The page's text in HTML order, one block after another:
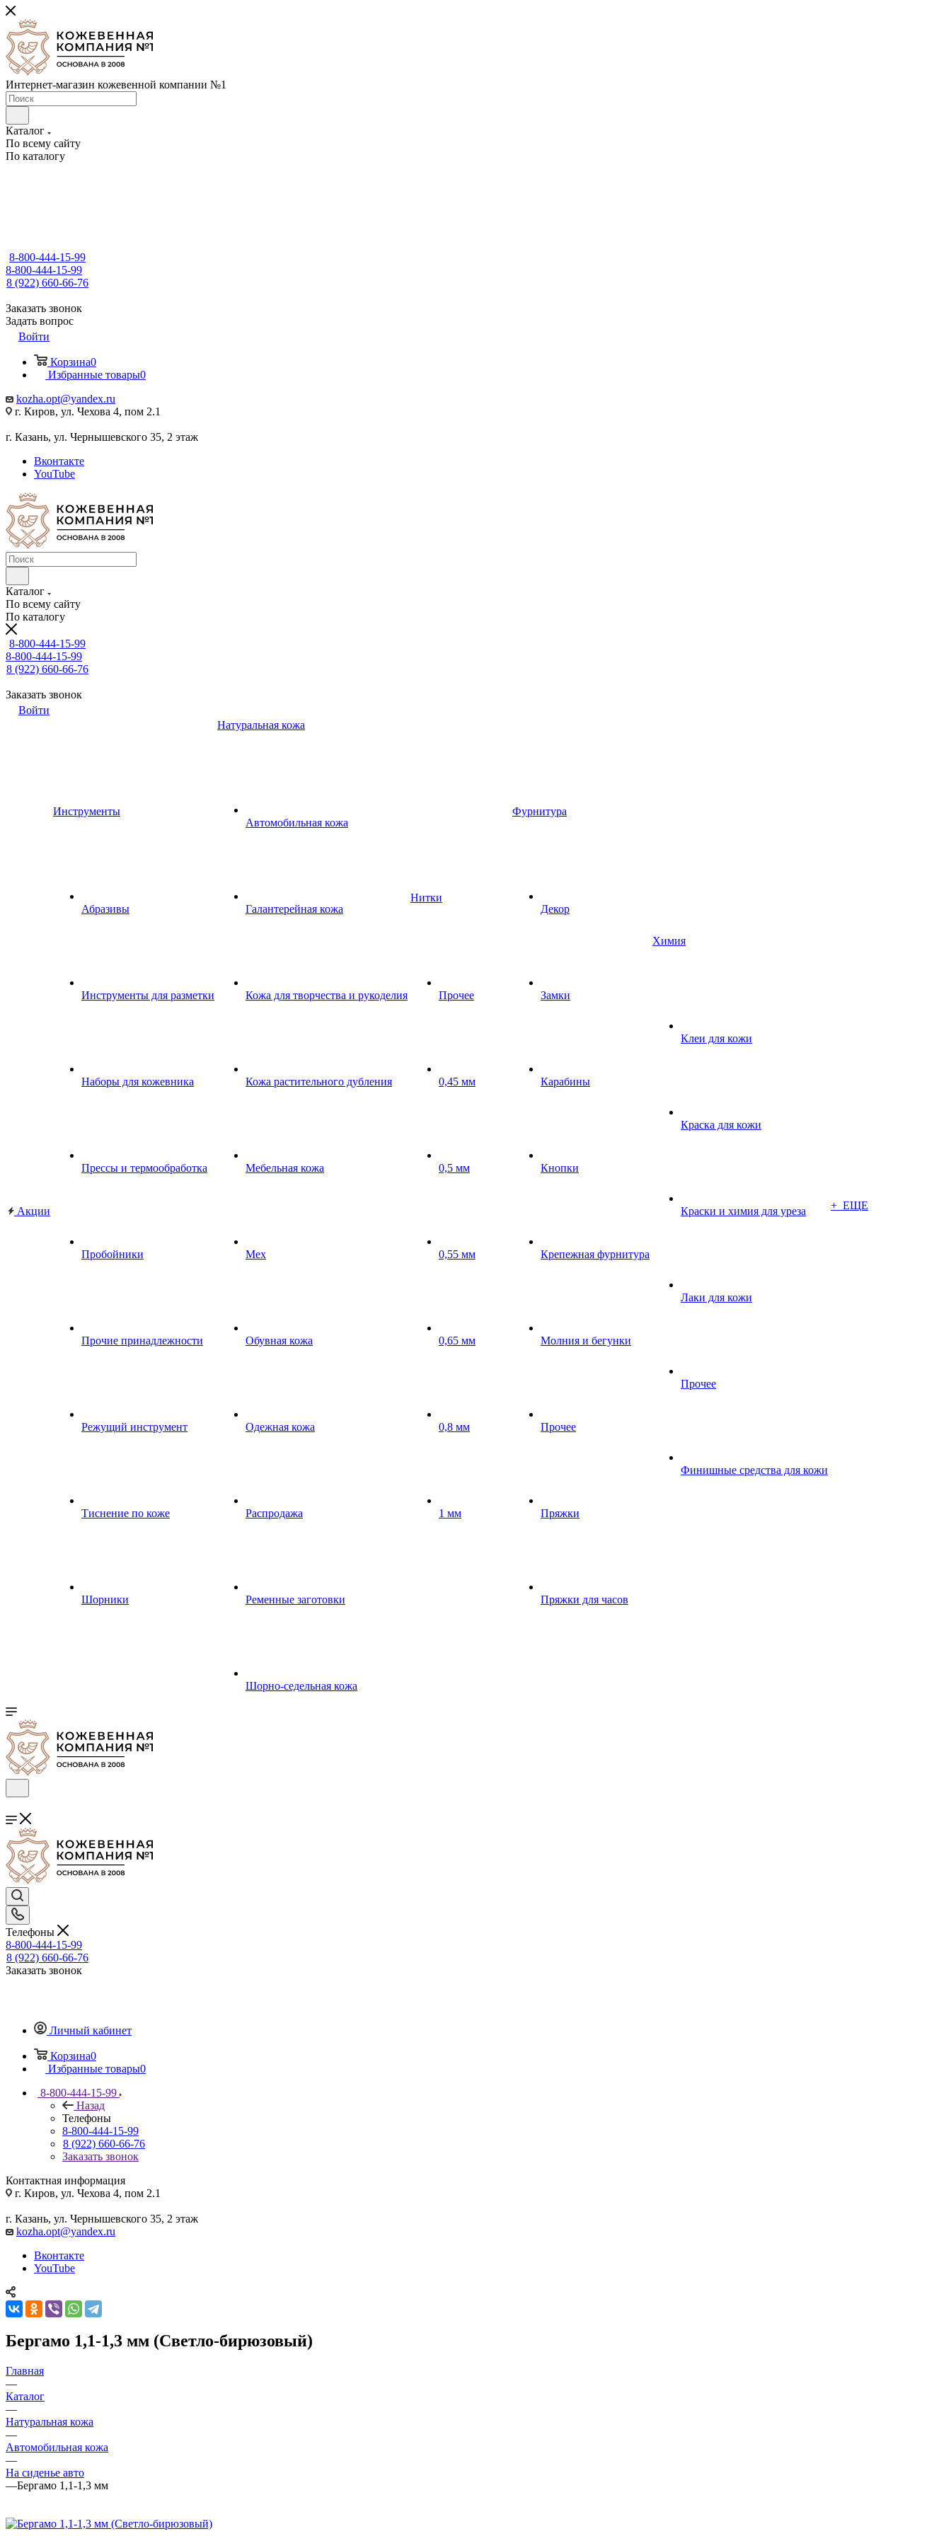
Интернет-магазин кожевенной компании №1
Каталог
По всему сайту
По каталогу
8-800-444-15-99
8-800-444-15-99
8 (922) 660-66-76
Заказать звонок
Задать вопрос
Войти
Корзина0
Избранные товары0
kozha.opt@yandex.ru
г. Киров, ул. Чехова 4, пом 2.1
г. Казань, ул. Чернышевского 35, 2 этаж
Вконтакте
YouTube
Каталог
По всему сайту
По каталогу
8-800-444-15-99
8-800-444-15-99
8 (922) 660-66-76
Заказать звонок
Войти
Акции
Инструменты
Абразивы
Инструменты для разметки
Наборы для кожевника
Прессы и термообработка
Пробойники
Прочие принадлежности
Режущий инструмент
Тиснение по коже
Шорники
Натуральная кожа
Автомобильная кожа
Галантерейная кожа
Кожа для творчества и рукоделия
Кожа растительного дубления
Мебельная кожа
Мех
Обувная кожа
Одежная кожа
Распродажа
Ременные заготовки
Шорно-седельная кожа
Нитки
Прочее
0,45 мм
0,5 мм
0,55 мм
0,65 мм
0,8 мм
1 мм
Фурнитура
Декор
Замки
Карабины
Кнопки
Крепежная фурнитура
Молния и бегунки
Прочее
Пряжки
Пряжки для часов
Химия
Клеи для кожи
Краска для кожи
Краски и химия для уреза
Лаки для кожи
Прочее
Финишные средства для кожи
+ ЕЩЕ
Телефоны
8-800-444-15-99
8 (922) 660-66-76
Заказать звонок
Личный кабинет
Корзина0
Избранные товары0
8-800-444-15-99
Назад
Телефоны
8-800-444-15-99
8 (922) 660-66-76
Заказать звонок
Контактная информация
г. Киров, ул. Чехова 4, пом 2.1
г. Казань, ул. Чернышевского 35, 2 этаж
kozha.opt@yandex.ru
Вконтакте
YouTube
Бергамо 1,1-1,3 мм (Светло-бирюзовый)
Главная
—
Каталог
—
Натуральная кожа
—
Автомобильная кожа
—
На сиденье авто
—Бергамо 1,1-1,3 мм